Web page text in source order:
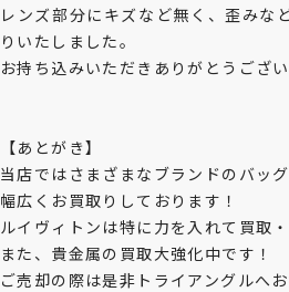
レンズ部分にキズなど無く、歪みな
りいたしました。
お持ち込みいただきありがとうござい
【あとがき】
当店ではさまざまなブランドのバッ
幅広くお買取りしております！
ルイヴィトンは特に力を入れて買取
また、貴金属の買取大強化中です！
ご売却の際は是非トライアングルへ